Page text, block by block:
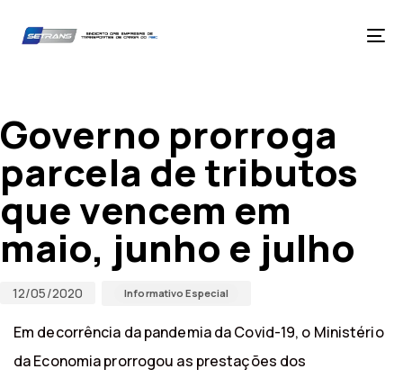
primary
Governo prorroga
parcela de tributos
que vencem em
maio, junho e julho
12/05/2020 Informativo Especial
Em decorrência da pandemia da Covid-19, o Ministério
da Economia prorrogou as prestações dos